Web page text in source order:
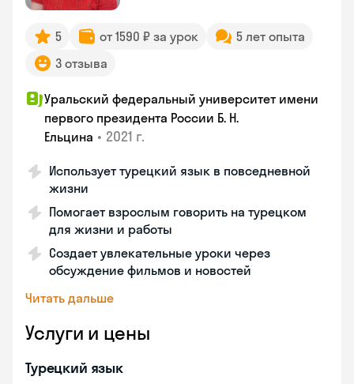
5 от 1590 ₽ за урок
5 лет опыта
3 отзыва
Уральский федеральный университет имени
первого президента России Б. Н.
Ельцина • 2021 г.
Использует турецкий язык в повседневной
жизни
Помогает взрослым говорить на турецком
для жизни и работы
Создает увлекательные уроки через
обсуждение фильмов и новостей
Читать дальше
Услуги и цены
Турецкий язык